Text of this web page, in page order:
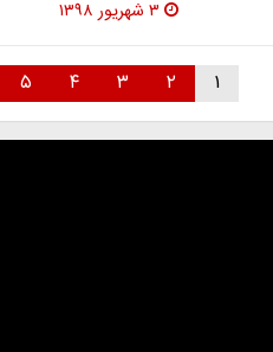
۳ شهریور ۱۳۹۸
۱ ۲ ۳ ۴ ۵